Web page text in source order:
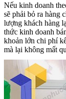
Nếu kinh doanh
sẽ phải bỏ ra hàng
lượng khách hàng
thức kinh doanh
khoản lớn chi phí
mà lại không mất